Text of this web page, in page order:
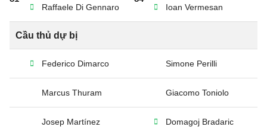
Raffaele Di Gennaro
Ioan Vermesan
Cầu thủ dự bị
Federico Dimarco Simone Perilli
Marcus Thuram Giacomo Toniolo
Josep Martínez Domagoj Bradaric